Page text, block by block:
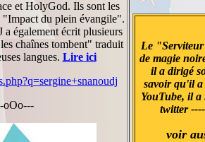
et HolyGod. Ils sont les
du plein évangile".
également écrit plusieurs
chaînes tombent" traduit
langues. Lire ici
oOo---
Le
de magie
il a dirigé
savoir qu'il a
YouTube, il
twitter
voir